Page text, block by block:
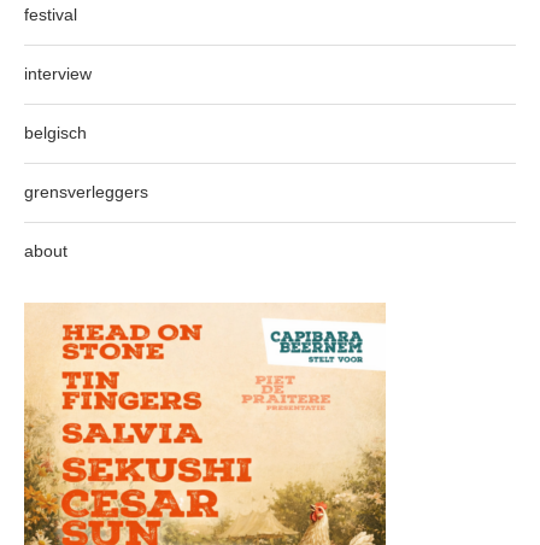
festival
interview
belgisch
grensverleggers
about